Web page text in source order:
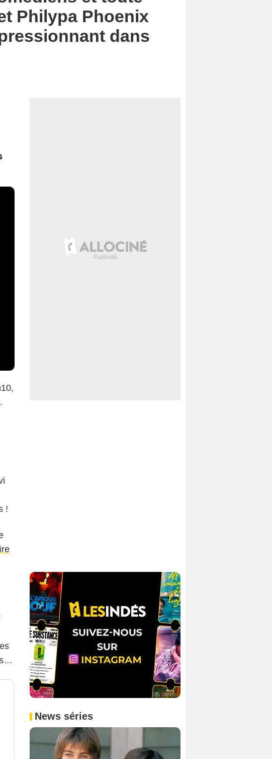
Philypa Phoenix
dans
!
News séries